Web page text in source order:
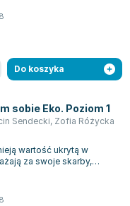
Do koszyka
sobie Eko. Poziom 1
Sendecki, Zofia Różycka
wartość ukrytą w
za swoje skarby,
czy szklany...